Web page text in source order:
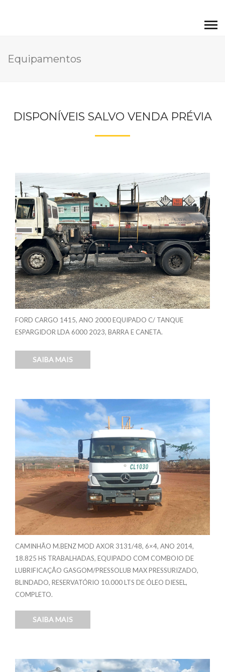
Equipamentos
DISPONÍVEIS SALVO VENDA PRÉVIA
FORD CARGO 1415, ANO 2000 EQUIPADO C/ TANQUE
ESPARGIDOR LDA 6000 2023, BARRA E CANETA.
SAIBA MAIS
CAMINHÃO M.BENZ MOD AXOR 3131/48, 6×4, ANO 2014,
18.825 HS TRABALHADAS, EQUIPADO COM COMBOIO DE
LUBRIFICAÇÃO GASGOM/PRESSOLUB MAX PRESSURIZADO,
BLINDADO, RESERVATÓRIO 10.000 LTS DE ÓLEO DIESEL,
COMPLETO.
SAIBA MAIS